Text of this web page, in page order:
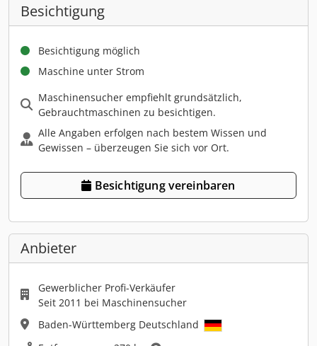
Besichtigung
Besichtigung möglich
Maschine unter Strom
Maschinensucher empfiehlt grundsätzlich,
Gebrauchtmaschinen zu besichtigen.
Alle Angaben erfolgen nach bestem Wissen und
Gewissen – überzeugen Sie sich vor Ort.
Besichtigung vereinbaren
Anbieter
Gewerblicher Profi-Verkäufer
Seit 2011 bei Maschinensucher
Baden-Württemberg Deutschland